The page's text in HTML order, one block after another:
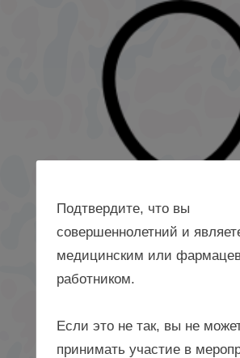
Подтвердите, что вы
совершеннолетний и
медицинским или
работником.
Если это не так, вы не
принимать участие в